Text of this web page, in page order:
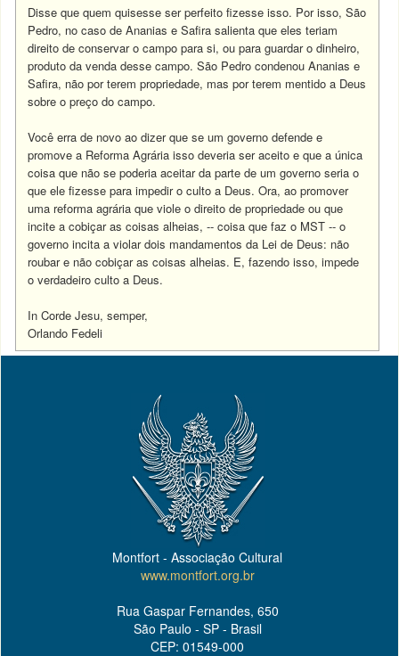
Disse que quem quisesse ser perfeito fizesse isso. Por isso, São
Pedro, no caso de Ananias e Safira salienta que eles teriam
direito de conservar o campo para si, ou para guardar o dinheiro,
produto da venda desse campo. São Pedro condenou Ananias e
Safira, não por terem propriedade, mas por terem mentido a Deus
sobre o preço do campo.
Você erra de novo ao dizer que se um governo defende e
promove a Reforma Agrária isso deveria ser aceito e que a única
coisa que não se poderia aceitar da parte de um governo seria o
que ele fizesse para impedir o culto a Deus. Ora, ao promover
uma reforma agrária que viole o direito de propriedade ou que
incite a cobiçar as coisas alheias, -- coisa que faz o MST -- o
governo incita a violar dois mandamentos da Lei de Deus: não
roubar e não cobiçar as coisas alheias. E, fazendo isso, impede
o verdadeiro culto a Deus.
In Corde Jesu, semper,
Orlando Fedeli
Montfort - Associação Cultural
www.montfort.org.br
Rua Gaspar Fernandes, 650
São Paulo - SP - Brasil
CEP: 01549-000